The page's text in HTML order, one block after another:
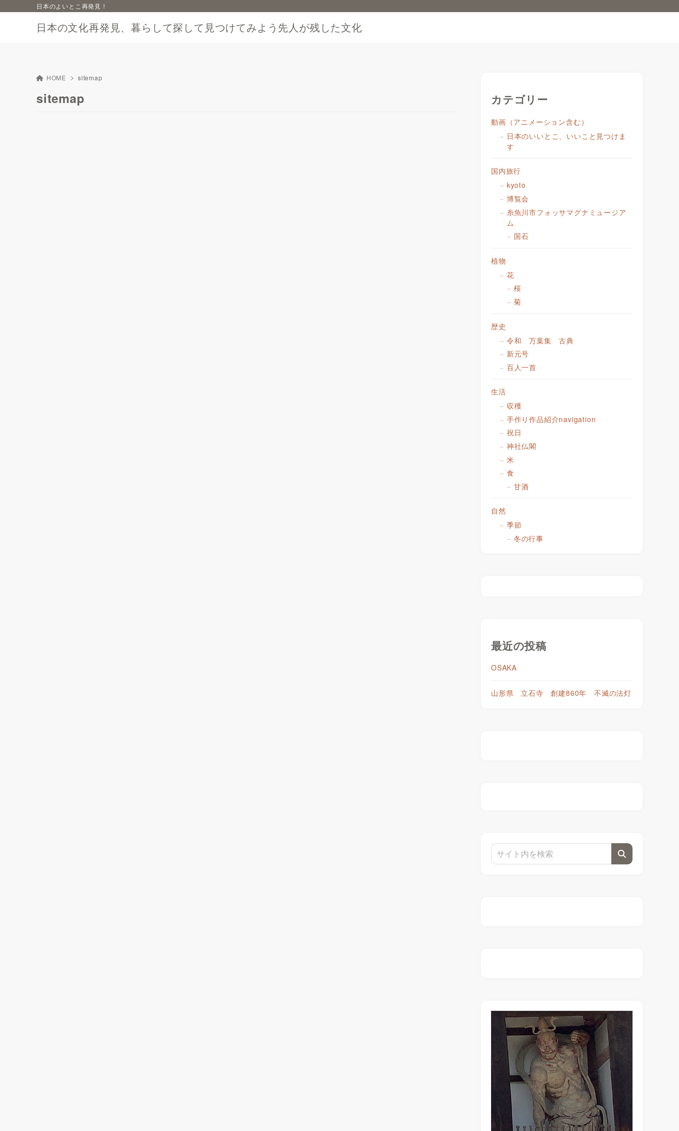
日本の文化再発見、暮らして探して見つけてみよう先人が残した文化
日本のよいとこ再発見！
HOME sitemap
sitemap カテゴリー
動画（アニメーション含む）
日本のいいとこ、いいこと見つけま
す
国内旅行
kyoto
博覧会
糸魚川市フォッサマグナミュージア
ム
国石
植物
花
桜
菊
歴史
令和 万葉集 古典
新元号
百人一首
生活
収穫
手作り作品紹介navigation
祝日
神社仏閣
米
食
甘酒
自然
季節
冬の行事
最近の投稿
OSAKA
山形県 立石寺 創建860年 不滅の法灯